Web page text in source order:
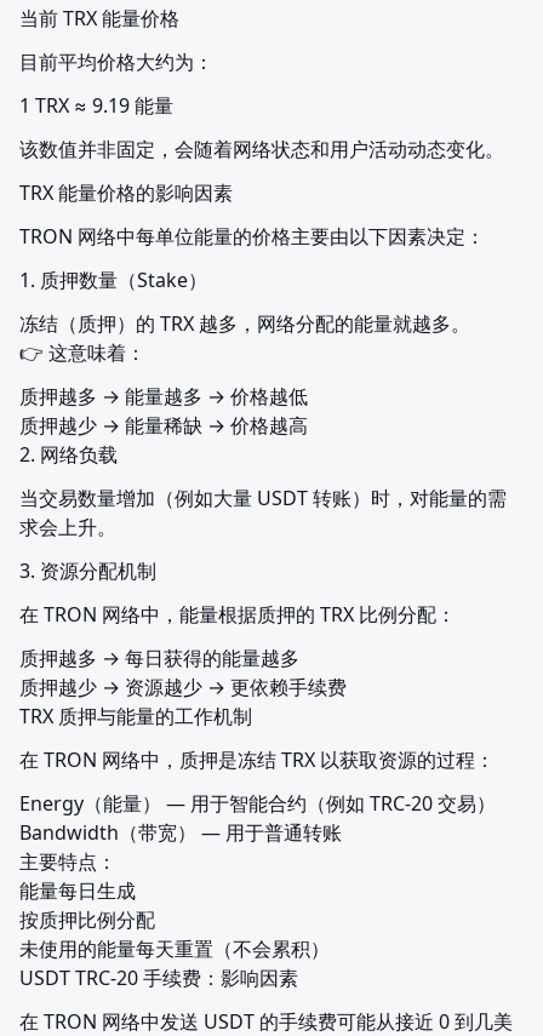
当前 TRX 能量价格
目前平均价格大约为：
1 TRX ≈ 9.19 能量
该数值并非固定，会随着网络状态和用户活动动态变化。
TRX 能量价格的影响因素
TRON 网络中每单位能量的价格主要由以下因素决定：
1. 质押数量（Stake）
冻结（质押）的 TRX 越多，网络分配的能量就越多。
👉 这意味着：
质押越多 → 能量越多 → 价格越低
质押越少 → 能量稀缺 → 价格越高
2. 网络负载
当交易数量增加（例如大量 USDT 转账）时，对能量的需
求会上升。
3. 资源分配机制
在 TRON 网络中，能量根据质押的 TRX 比例分配：
质押越多 → 每日获得的能量越多
质押越少 → 资源越少 → 更依赖手续费
TRX 质押与能量的工作机制
在 TRON 网络中，质押是冻结 TRX 以获取资源的过程：
Energy（能量） — 用于智能合约（例如 TRC-20 交易）
Bandwidth（带宽） — 用于普通转账
主要特点：
能量每日生成
按质押比例分配
未使用的能量每天重置（不会累积）
USDT TRC-20 手续费：影响因素
在 TRON 网络中发送 USDT 的手续费可能从接近 0 到几美